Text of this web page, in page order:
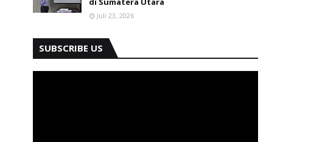
Juli 23, 2026
SUBSCRIBE US